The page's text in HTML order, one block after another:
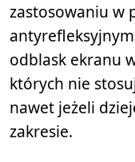
zastosowaniu w
odblask ekranu
których nie
nawet jeżeli
zakresie.